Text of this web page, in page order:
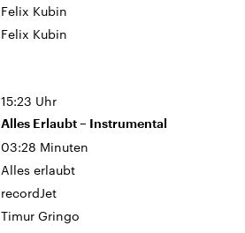
Felix Kubin
Felix Kubin
15:23 Uhr
Alles Erlaubt – Instrumental
03:28 Minuten
Alles erlaubt
recordJet
Timur Gringo